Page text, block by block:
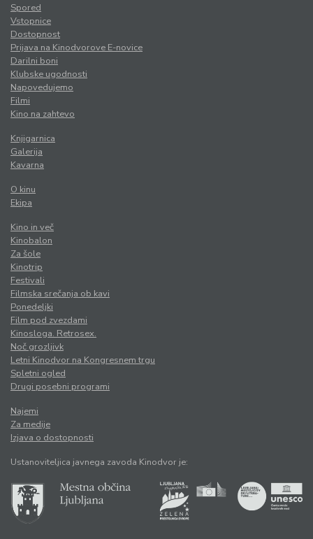
Spored
Vstopnice
Dostopnost
Prijava na Kinodvorove E-novice
Darilni boni
Klubske ugodnosti
Napovedujemo
Filmi
Kino na zahtevo
Knjigarnica
Galerija
Kavarna
O kinu
Ekipa
Kino in več
Kinobalon
Za šole
Kinotrip
Festivali
Filmska srečanja ob kavi
Ponedeljki
Film pod zvezdami
Kinosloga. Retrosex.
Noč grozljivk
Letni Kinodvor na Kongresnem trgu
Spletni ogled
Drugi posebni programi
Najemi
Za medije
Izjava o dostopnosti
Ustanoviteljica javnega zavoda Kinodvor je: